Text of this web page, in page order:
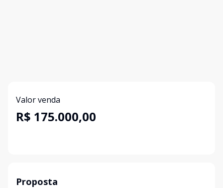
Valor venda
R$ 175.000,00
Proposta